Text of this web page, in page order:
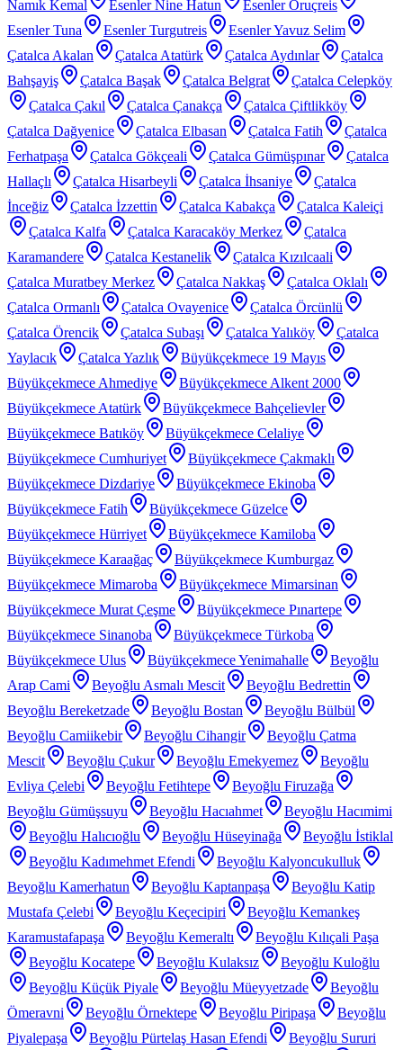
Namık Kemal
Esenler Nine Hatun
Esenler Oruçreis
Esenler Tuna
Esenler Turgutreis
Esenler Yavuz Selim
Çatalca Akalan
Çatalca Atatürk Çatalca Aydınlar
Çatalca
Bahşayiş
Çatalca Başak Çatalca Belgrat
Çatalca Celepköy
Çatalca Çakıl
Çatalca Çanakça
Çatalca Çiftlikköy
Çatalca Dağyenice
Çatalca Elbasan Çatalca Fatih
Çatalca
Ferhatpaşa
Çatalca Gökçeali Çatalca Gümüşpınar
Çatalca
Hallaçlı
Çatalca Hisarbeyli Çatalca İhsaniye
Çatalca
İnceğiz
Çatalca İzzettin Çatalca Kabakça
Çatalca Kaleiçi
Çatalca Kalfa
Çatalca Karacaköy Merkez
Çatalca
Karamandere
Çatalca Kestanelik
Çatalca Kızılcaali
Çatalca Muratbey Merkez
Çatalca Nakkaş
Çatalca Oklalı
Çatalca Ormanlı
Çatalca Ovayenice
Çatalca Örcünlü
Çatalca Örencik
Çatalca Subaşı Çatalca Yalıköy
Çatalca
Yaylacık
Çatalca Yazlık
Büyükçekmece 19 Mayıs
Büyükçekmece Ahmediye
Büyükçekmece Alkent 2000
Büyükçekmece Atatürk
Büyükçekmece Bahçelievler
Büyükçekmece Batıköy
Büyükçekmece Celaliye
Büyükçekmece Cumhuriyet
Büyükçekmece Çakmaklı
Büyükçekmece Dizdariye
Büyükçekmece Ekinoba
Büyükçekmece Fatih
Büyükçekmece Güzelce
Büyükçekmece Hürriyet
Büyükçekmece Kamiloba
Büyükçekmece Karaağaç
Büyükçekmece Kumburgaz
Büyükçekmece Mimaroba
Büyükçekmece Mimarsinan
Büyükçekmece Murat Çeşme
Büyükçekmece Pınartepe
Büyükçekmece Sinanoba
Büyükçekmece Türkoba
Büyükçekmece Ulus
Büyükçekmece Yenimahalle
Beyoğlu
Arap Cami
Beyoğlu Asmalı Mescit
Beyoğlu Bedrettin
Beyoğlu Bereketzade
Beyoğlu Bostan
Beyoğlu Bülbül
Beyoğlu Camiikebir
Beyoğlu Cihangir
Beyoğlu Çatma
Mescit
Beyoğlu Çukur Beyoğlu Emekyemez
Beyoğlu
Evliya Çelebi
Beyoğlu Fetihtepe
Beyoğlu Firuzağa
Beyoğlu Gümüşsuyu
Beyoğlu Hacıahmet
Beyoğlu Hacımimi
Beyoğlu Halıcıoğlu
Beyoğlu Hüseyinağa
Beyoğlu İstiklal
Beyoğlu Kadımehmet Efendi
Beyoğlu Kalyoncukulluk
Beyoğlu Kamerhatun
Beyoğlu Kaptanpaşa
Beyoğlu Katip
Mustafa Çelebi
Beyoğlu Keçecipiri
Beyoğlu Kemankeş
Karamustafapaşa
Beyoğlu Kemeraltı
Beyoğlu Kılıçali Paşa
Beyoğlu Kocatepe
Beyoğlu Kulaksız
Beyoğlu Kuloğlu
Beyoğlu Küçük Piyale
Beyoğlu Müeyyetzade
Beyoğlu
Ömeravni
Beyoğlu Örnektepe Beyoğlu Piripaşa
Beyoğlu
Piyalepaşa
Beyoğlu Pürtelaş Hasan Efendi
Beyoğlu Sururi